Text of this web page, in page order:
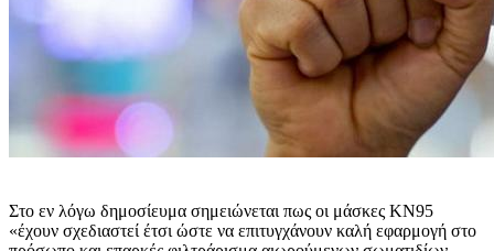
Στο εν λόγω δημοσίευμα σημειώνεται πως οι μάσκες KN95
«έχουν σχεδιαστεί έτσι ώστε να επιτυγχάνουν καλή εφαρμογή στο